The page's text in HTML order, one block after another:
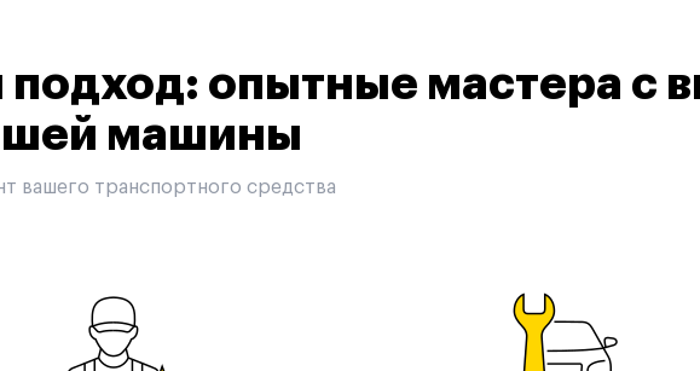
опытные мастера с
машины
вашего транспортного средства